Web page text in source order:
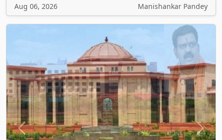
Aug 06, 2026 Manishankar Pandey
Previous Next